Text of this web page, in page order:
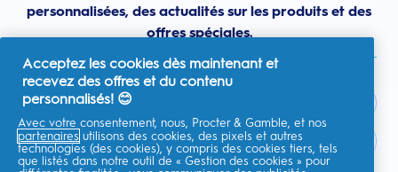
personnalisées, des actualités sur les produits et des
offres spéciales.
France
Acceptez les cookies dès maintenant et
recevez des offres et du contenu
personnalisés! 😊
Avec votre consentement, nous, Procter & Gamble, et nos
partenaires utilisons des cookies, des pixels et autres
technologies (des cookies), y compris des cookies tiers, tels
que listés dans notre outil de « Gestion des cookies » pour